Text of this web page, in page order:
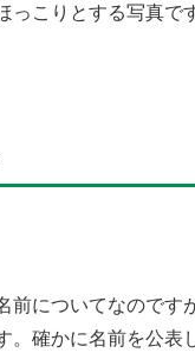
っこりとする写真で
前についてなのです
。確かに名前を公表